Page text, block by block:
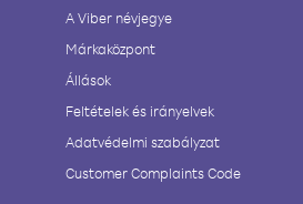
A Viber névjegye
Márkaközpont
Állások
Feltételek és irányelvek
Adatvédelmi szabályzat
Customer Complaints Code